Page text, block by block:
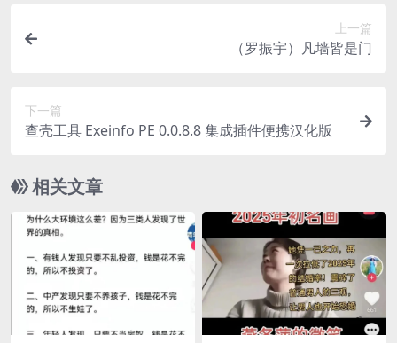
上一篇
（罗振宇）凡墙皆是门
下一篇
查壳工具 Exeinfo PE 0.0.8.8 集成插件便携汉化版
相关文章